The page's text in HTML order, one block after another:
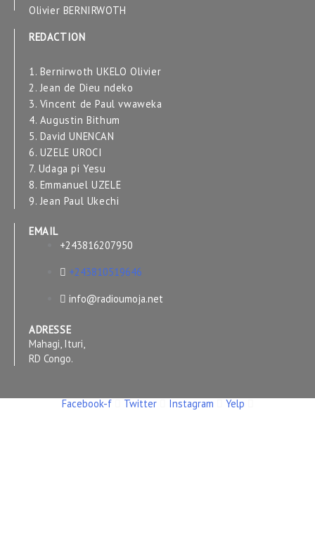
Olivier BERNIRWOTH
REDACTION
1. Bernirwoth UKELO Olivier
2. Jean de Dieu ndeko
3. Vincent de Paul vwaweka
4. Augustin Bithum
5. David UNENCAN
6. UZELE UROCI
7. Udaga pi Yesu
8. Emmanuel UZELE
9. Jean Paul Ukechi
EMAIL
+243816207950
+243810519646
info@radioumoja.net
ADRESSE
Mahagi, Ituri,
RD Congo.
Facebook-f Twitter Instagram Yelp